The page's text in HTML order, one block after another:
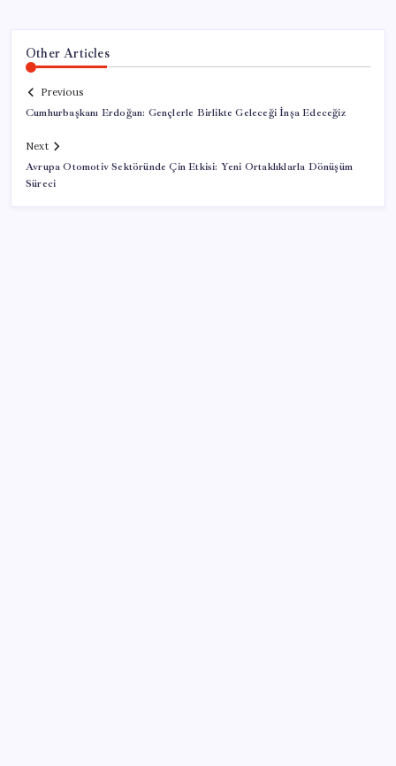
Other Articles
Previous
Cumhurbaşkanı Erdoğan: Gençlerle Birlikte Geleceği İnşa Edeceğiz
Next
Avrupa Otomotiv Sektöründe Çin Etkisi: Yeni Ortaklıklarla Dönüşüm
Süreci